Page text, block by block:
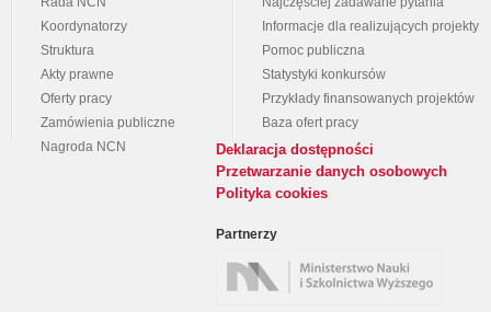
Koordynatorzy
Struktura
Akty prawne
Oferty pracy
Zamówienia publiczne
Nagroda NCN
Informacje dla realizujących projekty
Pomoc publiczna
Statystyki konkursów
Przykłady finansowanych projektów
Baza ofert pracy
Deklaracja dostępności
Przetwarzanie danych osobowych
Polityka cookies
Partnerzy